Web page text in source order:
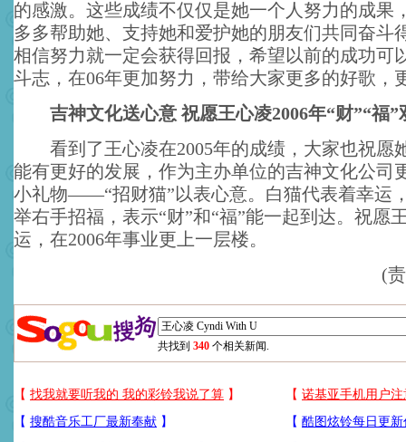
的感激。这些成绩不仅仅是她一个人努力的成果
多多帮助她、支持她和爱护她的朋友们共同奋斗
相信努力就一定会获得回报，希望以前的成功可
斗志，在06年更加努力，带给大家更多的好歌，
吉神文化送心意 祝愿王心凌2006年“财”“福”
看到了王心凌在2005年的成绩，大家也祝愿
能有更好的发展，作为主办单位的吉神文化公司
小礼物——“招财猫”以表心意。白猫代表着幸运
举右手招福，表示“财”和“福”能一起到达。祝愿
运，在2006年事业更上一层楼。
(
共找到 340 个相关新闻.